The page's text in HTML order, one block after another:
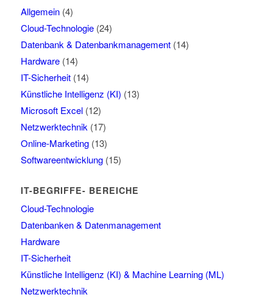
Allgemein(4)
Cloud-Technologie(24)
Datenbank & Datenbankmanagement(14)
Hardware(14)
IT-Sicherheit(14)
Künstliche Intelligenz (KI) (13)
Microsoft Excel(12)
Netzwerktechnik (17)
Online-Marketing(13)
Softwareentwicklung(15)
IT-BEGRIFFE- BEREICHE
Cloud-Technologie
Datenbanken & Datenmanagement
Hardware
IT-Sicherheit
Künstliche Intelligenz (KI) & Machine Learning (ML)
Netzwerktechnik